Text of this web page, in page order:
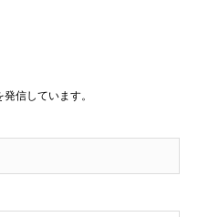
信しています。